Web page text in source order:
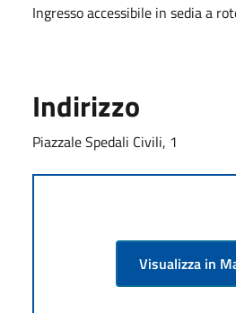
Ingresso accessibile in sedia a
Indirizzo
Piazzale Spedali Civili, 1
Visualizza in